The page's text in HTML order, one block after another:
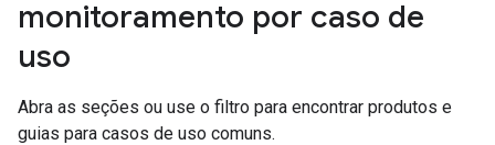
monitoramento por caso de
uso
Abra as seções ou use o filtro para encontrar produtos e
guias para casos de uso comuns.